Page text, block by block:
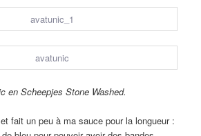
en Scheepjes Stone Washed.
fait un peu à ma sauce pour la longueur :